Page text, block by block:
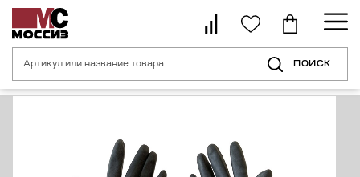
ПОИСК
Главная страница Средства индивидуальной защиты рук